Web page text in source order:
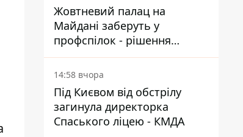
Жовтневий палац на
Майдані заберуть у
профспілок - рішення
Господарського суду
14:58 вчора
Під Києвом від обстрілу
загинула директорка
Спаського ліцею - КМДА